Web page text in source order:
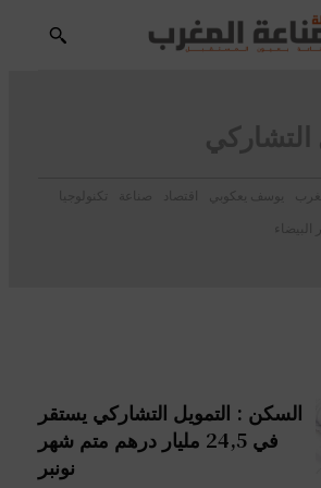
التشاركي
يوسف يعكوبي اقتصاد صناعة
تكنولوجيا
البيضاء
السكن : التمويل التشاركي يستقر
في 24,5 مليار درهم متم شهر
نونبر